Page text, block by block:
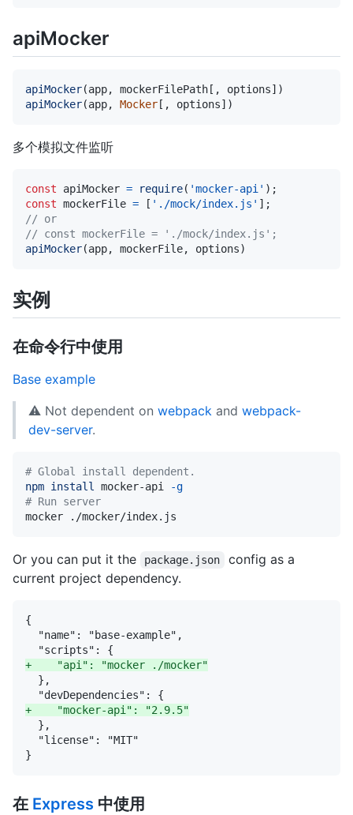
apiMocker
apiMocker(app, mockerFilePath [ , options] )
apiMocker(app, Mocker [ , options] )
多个模拟文件监听
const apiMocker = require( 'mocker-api' ) ;
const mockerFile = [ './mock/index.js' ] ;
// or
// const mockerFile = './mock/index.js';
apiMocker(app, mockerFile, options)
实例
在命令行中使用
Base example
⚠️ Not dependent on webpack and webpack-
dev-server.
# Global install dependent.
npm install mocker-api
-g
# Run server
Or you can put it the package.json
config as a
current project dependency.
+
+
在 Express 中使用